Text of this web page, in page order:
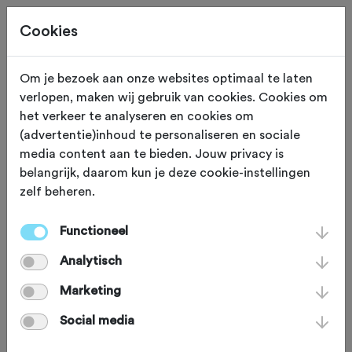
91,6 KM Bladel (Noord Brabant)
Vive le Tour
Vive le Tour is een uit de hand gelopen
project van Jurgen van Limpt,
organisator van de Appelflappentocht
in Hapert. Na een rit ontdekte hij dat
een deel van zijn gereden route wel
Cookies
Om je bezoek aan onze websites optimaal te laten
verlopen, maken wij gebruik van cookies. Cookies om
het verkeer te analyseren en cookies om
(advertentie)inhoud te personaliseren en sociale
media content aan te bieden. Jouw privacy is
belangrijk, daarom kun je deze cookie-instellingen
zelf beheren.
Functioneel
Analytisch
Marketing
Social media